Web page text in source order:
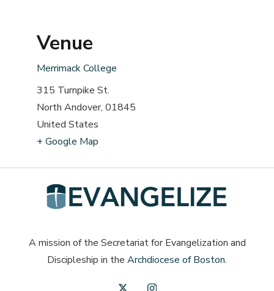
Venue
Merrimack College
315 Turnpike St.
North Andover, 01845
United States
+ Google Map
A mission of the Secretariat for Evangelization and
Discipleship in the Archdiocese of Boston.